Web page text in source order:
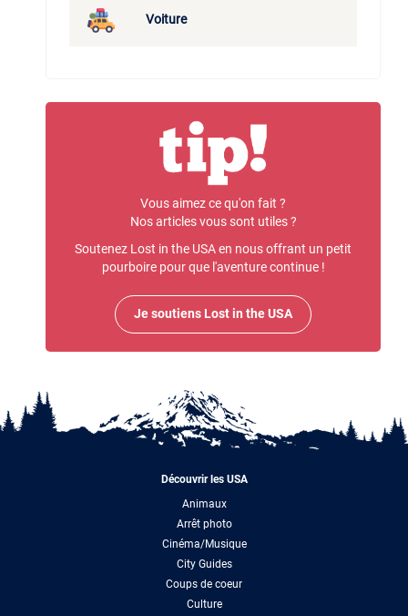
Voiture
Vous aimez ce qu'on fait ?
Nos articles vous sont utiles ?
Soutenez Lost in the USA en nous offrant un petit
pourboire pour que l'aventure continue !
Je soutiens Lost in the USA
Découvrir les USA
Animaux
Arrêt photo
Cinéma/Musique
City Guides
Coups de coeur
Culture